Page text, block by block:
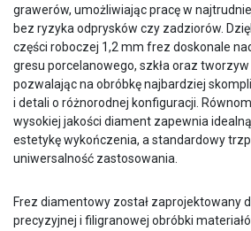
grawerów, umożliwiając pracę w
bez ryzyka odprysków czy zadziorów.
części roboczej 1,2 mm frez doskonale
gresu porcelanowego, szkła oraz
pozwalając na obróbkę najbardziej
i detali o różnorodnej konfiguracji.
wysokiej jakości diament zapewnia idealną
estetykę wykończenia, a standardowy
uniwersalność zastosowania.
Frez diamentowy został zaprojektowany
precyzyjnej i filigranowej obróbki